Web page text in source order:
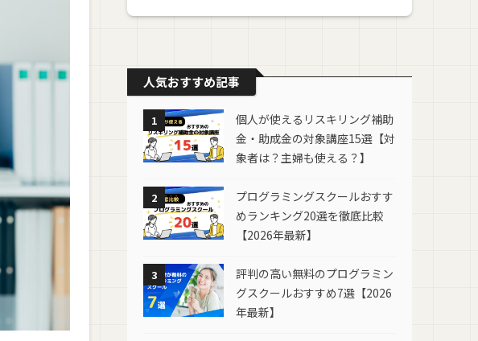
人気おすすめ記事
1
個人が使えるリスキリング補助
金・助成金の対象講座15選【対
象者は？主婦も使える？】
2
プログラミングスクールおすす
めランキング20選を徹底比較
【2026年最新】
3
評判の高い無料のプログラミン
グスクールおすすめ7選【2026
年最新】